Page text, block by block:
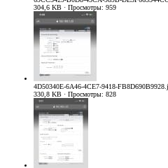
304,6 KB · Просмотры: 959
4D50340E-6A46-4CE7-9418-
330,8 KB · Просмотры: 828